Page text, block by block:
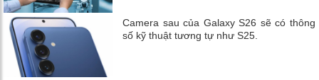
Camera sau của Galaxy S26 sẽ có thông
số kỹ thuật tương tự như S25.